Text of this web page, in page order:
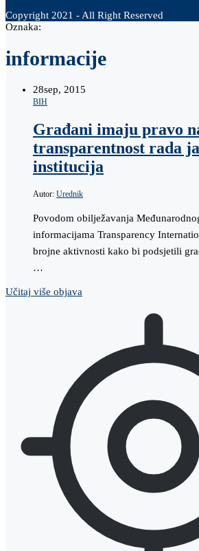
Copyright 2021 - All Right Reserved
Oznaka:
informacije
28sep, 2015
BIH
Građani imaju pravo
transparentnost rada
institucija
Autor: Urednik
Povodom obilježavanja
informacijama Transparency
brojne aktivnosti kako bi podsjetili
…
Učitaj više objava